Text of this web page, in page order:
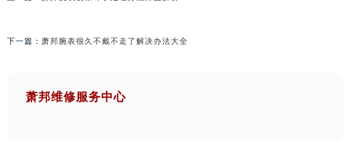
下一篇： 萧邦腕表很久不戴不走了解决办法大全
萧邦维修服务中心